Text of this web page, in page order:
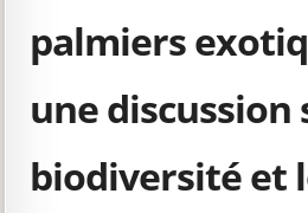
palmiers
une discussion
biodiversité et